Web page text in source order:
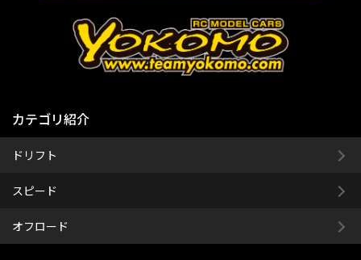
カテゴリ紹介
ドリフト
スピード
オフロード